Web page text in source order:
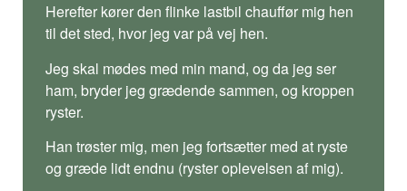
Herefter kører den flinke lastbil chauffør mig hen
til det sted, hvor jeg var på vej hen.
Jeg skal mødes med min mand, og da jeg ser
ham, bryder jeg grædende sammen, og kroppen
ryster.
Han trøster mig, men jeg fortsætter med at ryste
og græde lidt endnu (ryster oplevelsen af mig).